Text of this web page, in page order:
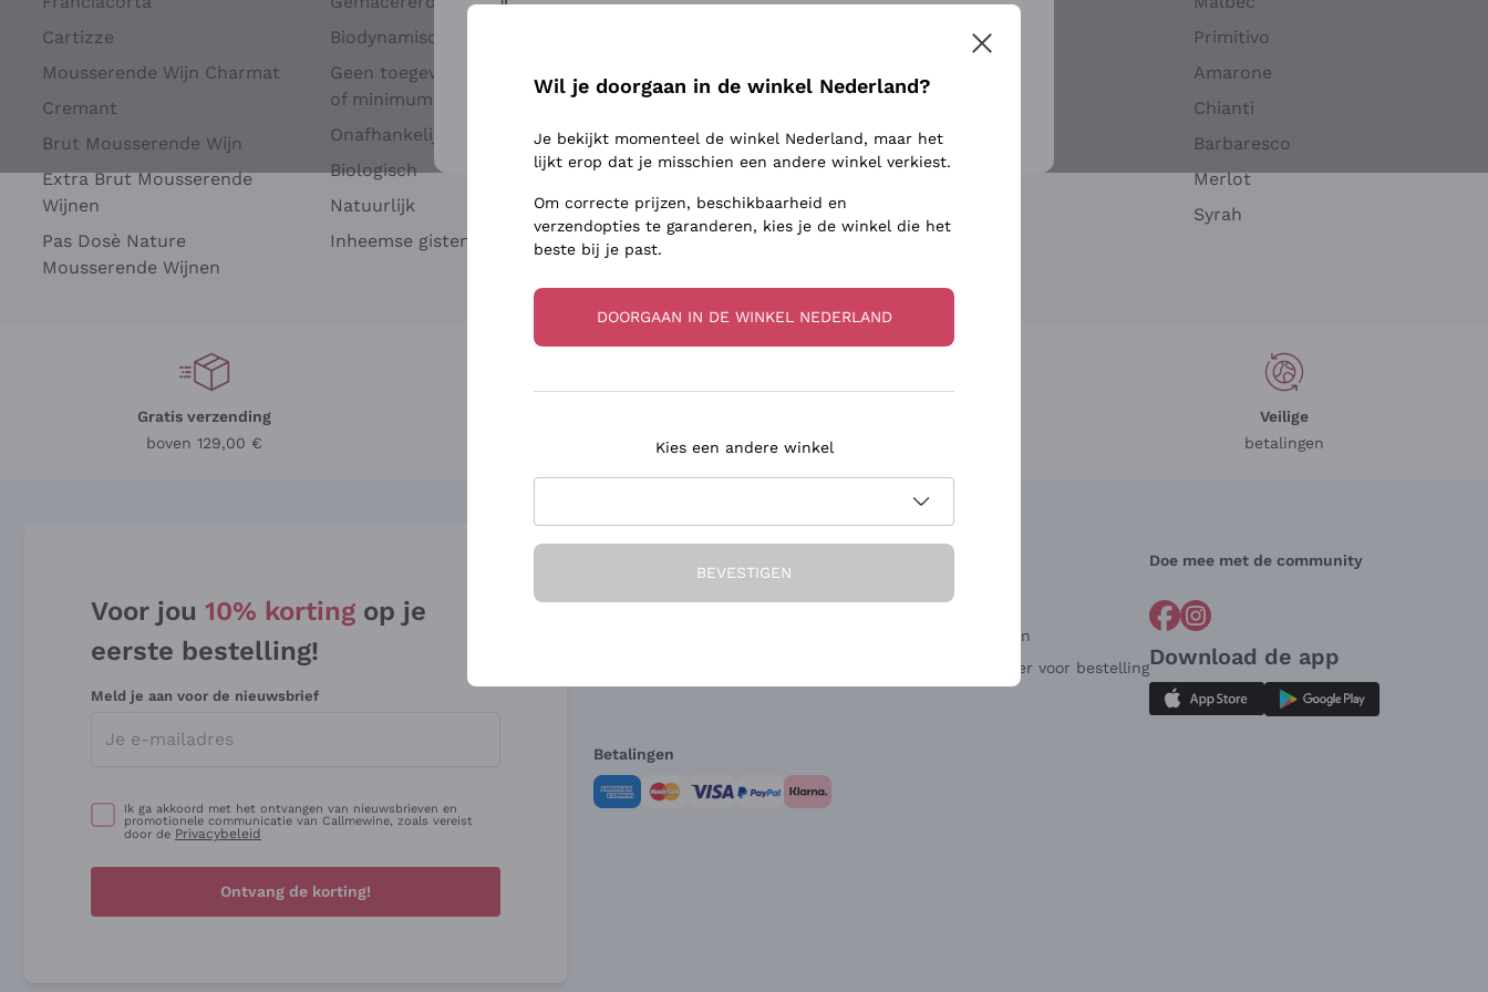
Cartizze
Mousserende Wijn Charmat
Cremant
Brut Mousserende Wijn
Extra Brut Mousserende
Wijnen
Pas Dosè Nature
Mousserende Wijnen
Biodynamisch
Geen toegevoegde sulfieten
of minimum
Onafhankelijke Wijnbouwers
Biologisch
Natuurlijk
Inheemse gisten
Argiolas
Ca' dei Frati
Chardonnay
Sauvignon
Primitivo
Amarone
Chianti
Barbaresco
Merlot
Syrah
Gratis verzending
boven 129,00 €
Veilige
betalingen
Voor jou 10% korting op je
eerste bestelling!
Meld je aan voor de nieuwsbrief
Ik ga akkoord met het ontvangen van nieuwsbrieven en
promotionele communicatie van Callmewine, zoals vereist
door de Privacybeleid
Ontvang de korting!
Over ons
Klantenservice
Verkoopvoorwaarden
Herroepingsformulier voor bestelling
Doe mee met de community
Download de app
Betalingen
Voor meer informatie, lees onzePrivacybeleid
Wil je doorgaan in de winkel Nederland?
Je bekijkt momenteel de winkel Nederland, maar het
lijkt erop dat je misschien een andere winkel verkiest.
Om correcte prijzen, beschikbaarheid en
verzendopties te garanderen, kies je de winkel die het
beste bij je past.
DOORGAAN IN DE WINKEL NEDERLAND
Kies een andere winkel
BEVESTIGEN